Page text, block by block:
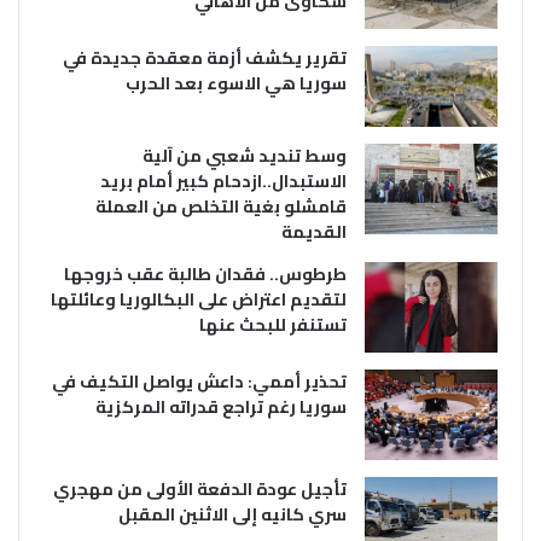
تقرير يكشف أزمة معقدة جديدة في
سوريا هي الاسوء بعد الحرب
وسط تنديد شعبي من آلية
الاستبدال..ازدحام كبير أمام بريد
قامشلو بغية التخلص من العملة
القديمة
طرطوس.. فقدان طالبة عقب خروجها
لتقديم اعتراض على البكالوريا وعائلتها
تستنفر للبحث عنها
تحذير أممي: داعش يواصل التكيف في
سوريا رغم تراجع قدراته المركزية
تأجيل عودة الدفعة الأولى من مهجري
سري كانيه إلى الاثنين المقبل